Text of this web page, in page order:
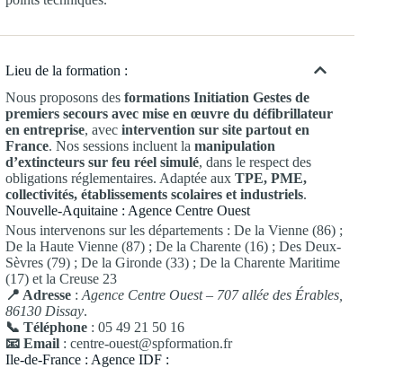
Lieu de la formation :
Nous proposons des formations Initiation Gestes de
premiers secours avec mise en œuvre du défibrillateur
en entreprise, avec intervention sur site partout en
France. Nos sessions incluent la manipulation
d’extincteurs sur feu réel simulé, dans le respect des
obligations réglementaires. Adaptée aux TPE, PME,
collectivités, établissements scolaires et industriels.
Nouvelle-Aquitaine : Agence Centre Ouest
Nous intervenons sur les départements : De la Vienne (86) ;
De la Haute Vienne (87) ; De la Charente (16) ; Des Deux-
Sèvres (79) ; De la Gironde (33) ; De la Charente Maritime
(17) et la Creuse 23
📍 Adresse : Agence Centre Ouest – 707 allée des Érables,
86130 Dissay.
📞 Téléphone : 05 49 21 50 16
📧 Email : centre-ouest@spformation.fr
Ile-de-France : Agence IDF :